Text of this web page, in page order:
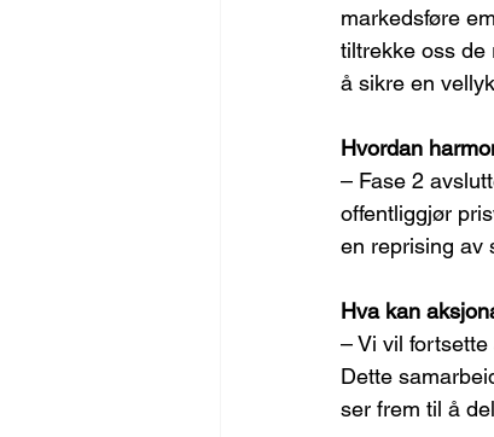
markedsføre
tiltrekke oss
å sikre en
Hvordan
– Fase 2
offentliggjør
en reprising av
Hva kan
– Vi vil
Dette
ser frem til å